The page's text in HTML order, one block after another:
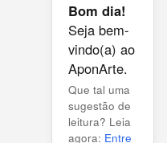
Bom dia!
Seja bem-
vindo(a) ao
AponArte.
Que tal uma
sugestão de
leitura? Leia
agora: Entre